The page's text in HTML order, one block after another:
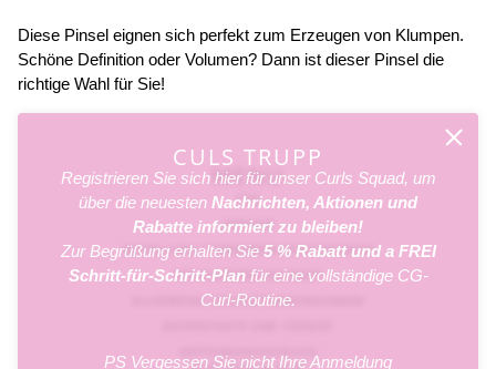
CULS TRUPP
Registrieren Sie sich hier für unser Curls Squad, um
über die neuesten Nachrichten, Aktionen und
Rabatte informiert zu bleiben!
Zur Begrüßung erhalten Sie 5 % Rabatt und a FREI
Schritt-für-Schritt-Plan für eine vollständige CG-
Curl-Routine.
PS Vergessen Sie nicht Ihre Anmeldung
Diese Pinsel eignen sich perfekt zum Erzeugen von Klumpen.
Schöne Definition oder Volumen? Dann ist dieser Pinsel die
richtige Wahl für Sie!
MENU
FAQ
VERSAND
BESTELLUNG STORNIEREN/ZURÜCKSENDEN
RÜCKGABEBEDINGUNGEN
ALLGEMEINE GESCHÄFTSBEDINGUNGEN